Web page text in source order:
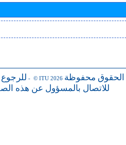
- © ITU 2026 الحقوق محفوظة
للاتصال بالمسؤول عن هذه